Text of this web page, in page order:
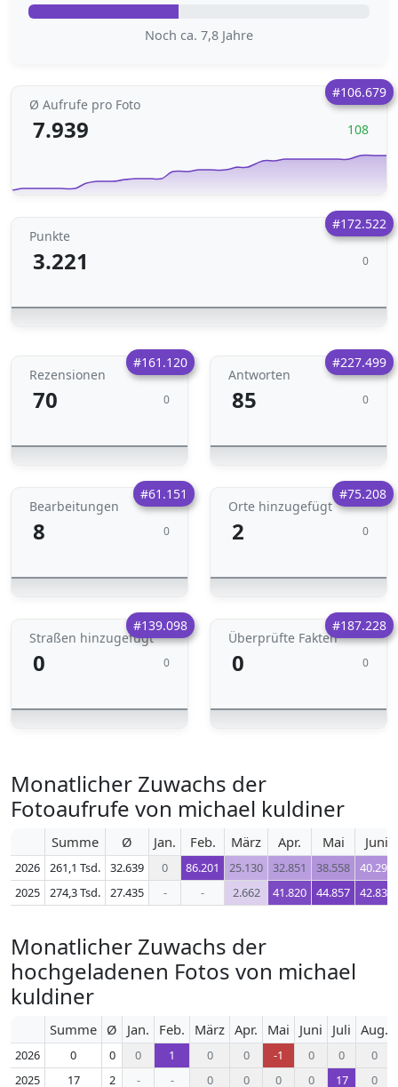
Noch ca. 7,8 Jahre
#106.679
Ø Aufrufe pro Foto
7.939 108
#172.522
Punkte
3.221 0
#161.120
Rezensionen
70 0
#227.499
Antworten
85 0
#61.151
Bearbeitungen
8 0
#75.208
Orte hinzugefügt
2 0
#139.098
Straßen hinzugefügt
0 0
#187.228
Überprüfte Fakten
0 0
Monatlicher Zuwachs der
Fotoaufrufe von michael kuldiner
Summe Ø Jan. Feb. März Apr. Mai Juni
2026 261,1 Tsd. 32.639 0 86.201 25.130 32.851 38.558
40.292
2025
274,3 Tsd. 27.435 - - 2.662 41.820 44.857 42.838
Monatlicher Zuwachs der
hochgeladenen Fotos von michael
kuldiner
Summe Ø Jan. Feb. März Apr. Mai Juni Juli Aug.
2026 0 0 0 1 0 0 -1 0 0
0
2025
17 2 - - 0 0 0 0 17 0